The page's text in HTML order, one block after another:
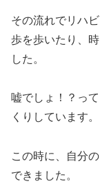
その流れでリハ
歩を歩いたり、
した。
嘘でしょ！？っ
くりしています。
この時に、自分
できました。